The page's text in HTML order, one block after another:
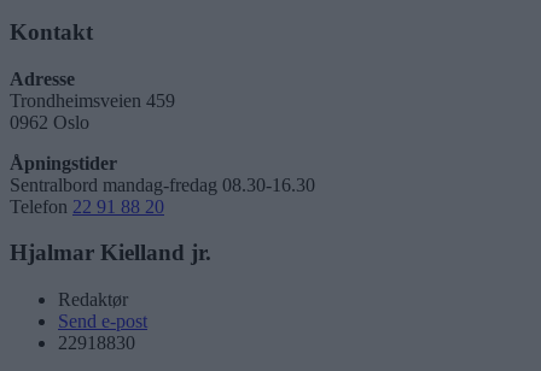
Kontakt
Adresse
Trondheimsveien 459
0962 Oslo
Åpningstider
Sentralbord mandag-fredag 08.30-16.30
Telefon 22 91 88 20
Hjalmar Kielland jr.
Redaktør
Send e-post
22918830